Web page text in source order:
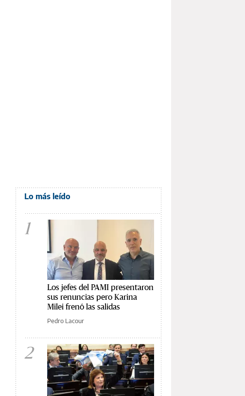
Lo más leído
1
Los jefes del PAMI presentaron
sus renuncias pero Karina
Milei frenó las salidas
Pedro Lacour
2